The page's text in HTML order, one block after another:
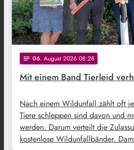
notes 06. August 2026 08:28
Mit einem Band Tierleid
Nach einem Wildunfall zählt oft
Tiere schleppen sind davon und
werden. Darum verteilt die
kostenlose Wildunfallbänder.